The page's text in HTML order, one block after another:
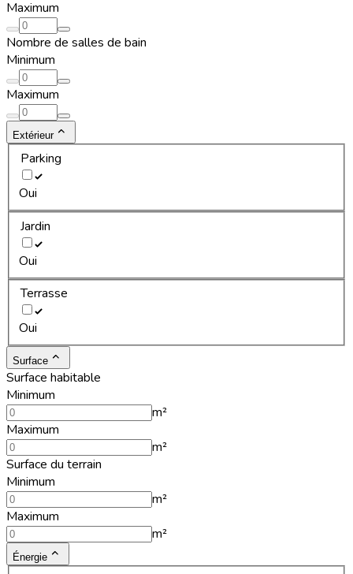
Maximum
Nombre de salles de bain
Minimum
Maximum
Extérieur
Parking
Oui
Jardin
Oui
Terrasse
Oui
Surface
Surface habitable
Minimum
m²
Maximum
m²
Surface du terrain
Minimum
m²
Maximum
m²
Énergie